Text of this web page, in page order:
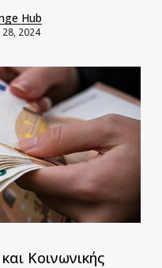
Hub
2024
Κοινωνικής